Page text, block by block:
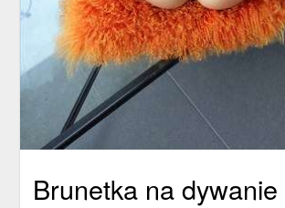
Brunetka na dywanie